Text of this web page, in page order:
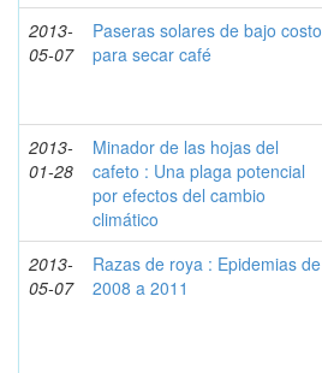
2013-
05-07
Paseras solares de bajo costo
para secar café
2013-
01-28
Minador de las hojas del
cafeto : Una plaga potencial
por efectos del cambio
climático
2013-
05-07
Razas de roya : Epidemias de
2008 a 2011